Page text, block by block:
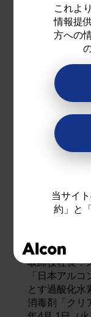
これよ
情報提
方への
当サイ
約」と
9年
門
ザ
ケ
消毒
し
花
800
日本アルコン
取締役社長：
「日本アル
とす過酸化水
消毒剤「クリ